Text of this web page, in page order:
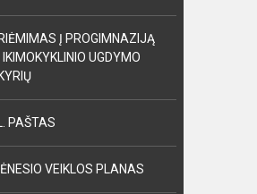
Į PROGIMNAZIJĄ
IKIMOKYKLINIO UGDYMO
PAŠTAS
VEIKLOS PLANAS